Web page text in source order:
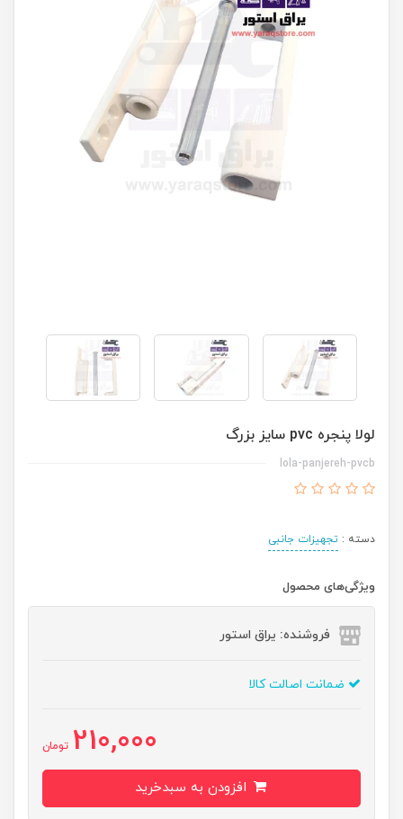
لولا پنجره pvc سایز بزرگ
lola-panjereh-pvcb
دسته : تجهیزات جانبی
ویژگی‌های محصول
فروشنده: یراق استور
ضمانت اصالت کالا
210,000 تومان